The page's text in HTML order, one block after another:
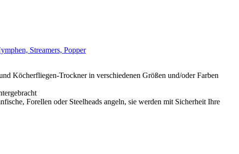
Streamers, Popper
Köcherfliegen-Trockner in verschiedenen Größen und/oder Farben
Forellen oder Steelheads angeln, sie werden mit Sicherheit Ihre